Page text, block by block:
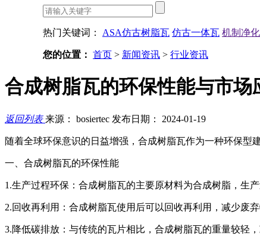
热门关键词： ASA仿古树脂瓦 仿古一体瓦 机制净
您的位置： 首页 > 新闻资讯 > 行业资讯
合成树脂瓦的环保性能与市场
返回列表来源： bosiertec 发布日期： 2024-01-19
随着全球环保意识的日益增强，合成树脂瓦作为一种环保型
一、合成树脂瓦的环保性能
1.生产过程环保：合成树脂瓦的主要原材料为合成树脂，生
2.回收再利用：合成树脂瓦使用后可以回收再利用，减少废
3.降低碳排放：与传统的瓦片相比，合成树脂瓦的重量较轻